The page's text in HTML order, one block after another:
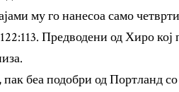
му го нанесоа само
Предводени од Хиро
беа подобри од Портланд со